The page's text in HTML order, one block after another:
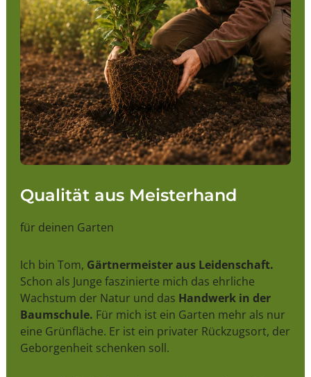
Qualität aus Meisterhand
für deinen Garten
Ich bin Tom, Gärtnermeister aus Leidenschaft.
Schon als Junge faszinierte mich das ehrliche
Wachstum der Natur und das Handwerk in der
Baumschule. Für mich ist ein Garten mehr als nur
eine Grünfläche. Er ist ein privater Rückzugsort, der
Geborgenheit schenken soll.